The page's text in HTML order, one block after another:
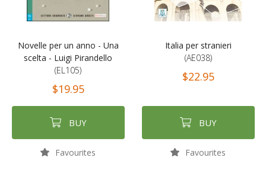
Novelle per un anno - Una
scelta - Luigi Pirandello
(EL105)
$19.95
BUY
Favourites
Italia per stranieri
(AE038)
$22.95
BUY
Favourites